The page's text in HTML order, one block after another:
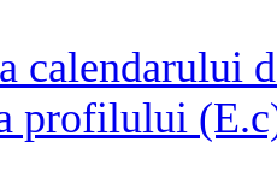
calendarului
profilului